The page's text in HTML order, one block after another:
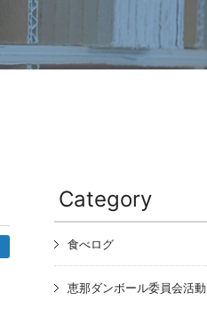
Category
食べログ
恵那ダンボール委員会活動